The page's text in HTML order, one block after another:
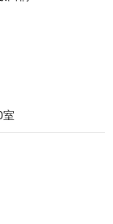
室